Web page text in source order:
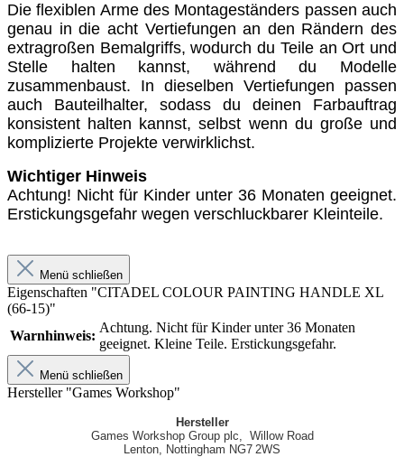
Die flexiblen Arme des Montageständers passen auch
genau in die acht Vertiefungen an den Rändern des
extragroßen Bemalgriffs, wodurch du Teile an Ort und
Stelle halten kannst, während du Modelle
zusammenbaust. In dieselben Vertiefungen passen
auch Bauteilhalter, sodass du deinen Farbauftrag
konsistent halten kannst, selbst wenn du große und
komplizierte Projekte verwirklichst.
Wichtiger Hinweis
Achtung! Nicht für Kinder unter 36 Monaten geeignet.
Erstickungsgefahr wegen verschluckbarer Kleinteile.
Menü schließen
Eigenschaften "CITADEL COLOUR PAINTING HANDLE XL
(66-15)"
Warnhinweis:
Achtung. Nicht für Kinder unter 36 Monaten
geeignet. Kleine Teile. Erstickungsgefahr.
Menü schließen
Hersteller "Games Workshop"
Hersteller
Games Workshop Group plc, Willow Road
Lenton, Nottingham NG7 2WS